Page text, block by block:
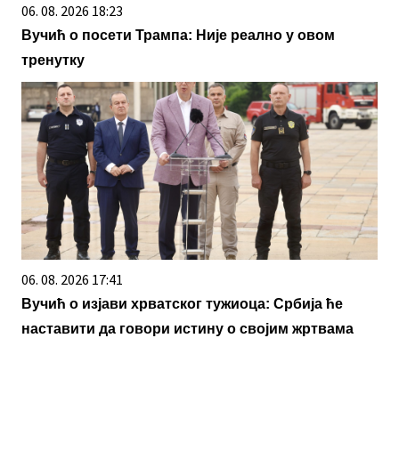
06. 08. 2026 18:23
Вучић о посети Трампа: Није реално у овом
тренутку
06. 08. 2026 17:41
Вучић о изјави хрватског тужиоца: Србија ће
наставити да говори истину о својим жртвама